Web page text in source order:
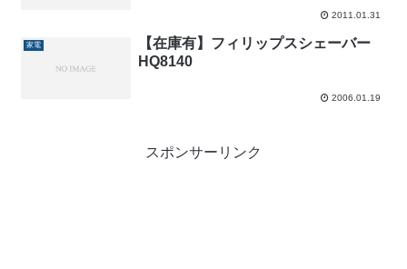
2011.01.31
家電
【在庫有】フィリップスシェーバー
HQ8140
2006.01.19
スポンサーリンク